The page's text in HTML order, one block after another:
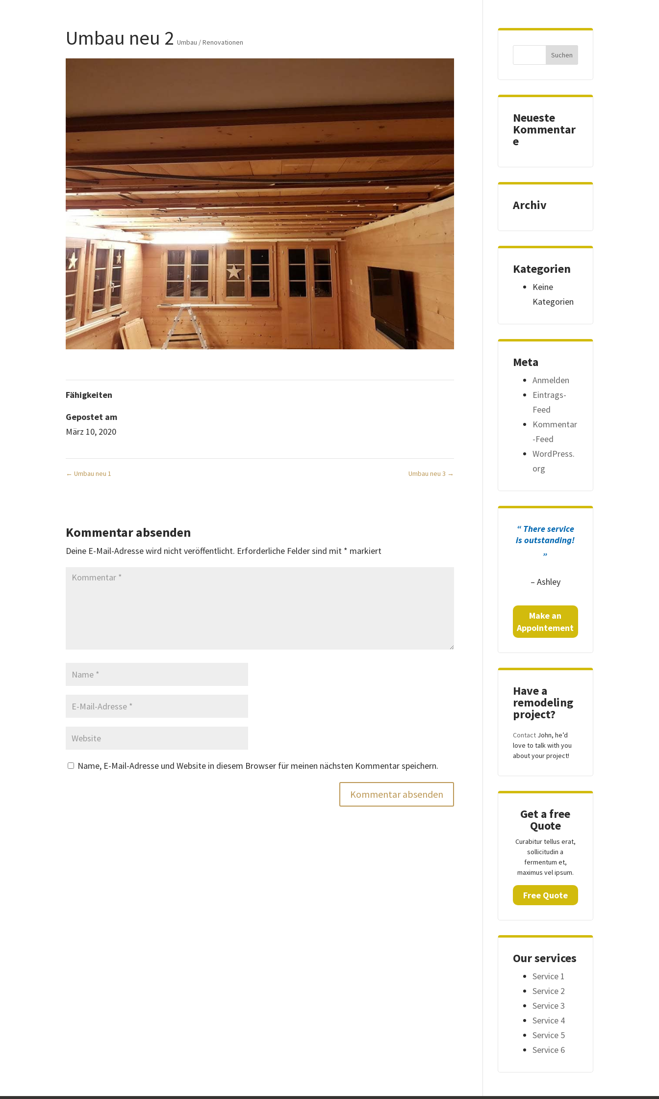
Umbau neu 2 Umbau / Renovationen
Fähigkeiten
Gepostet am
März 10, 2020
← Umbau neu 1 Umbau neu 3 →
Kommentar absenden
Deine E-Mail-Adresse wird nicht veröffentlicht. Erforderliche Felder sind mit * markiert
Name, E-Mail-Adresse und Website in diesem Browser für meinen nächsten Kommentar speichern.
Neueste
Kommentar
e
Archiv
Kategorien
Keine
Kategorien
Meta
Anmelden
Eintrags-
Feed
Kommentar
-Feed
WordPress.
org
“ There service
is outstanding!
„
– Ashley
Make an
Appointement
Have a
remodeling
project?
Contact John, he’d
love to talk with you
about your project!
Get a free
Quote
Curabitur tellus erat,
sollicitudin a
fermentum et,
maximus vel ipsum.
Free Quote
Our services
Service 1
Service 2
Service 3
Service 4
Service 5
Service 6